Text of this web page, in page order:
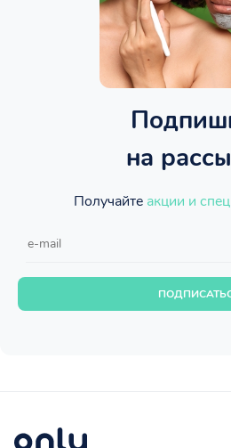
на
Получайте акции и